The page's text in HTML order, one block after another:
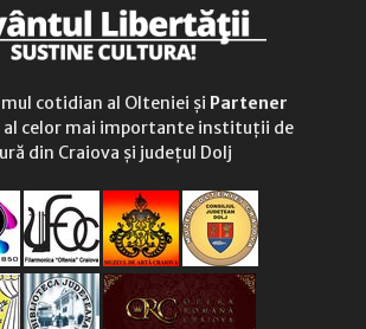
cotidian al Olteniei și Partener
al celor mai importante instituții de
din Craiova și județul Dolj